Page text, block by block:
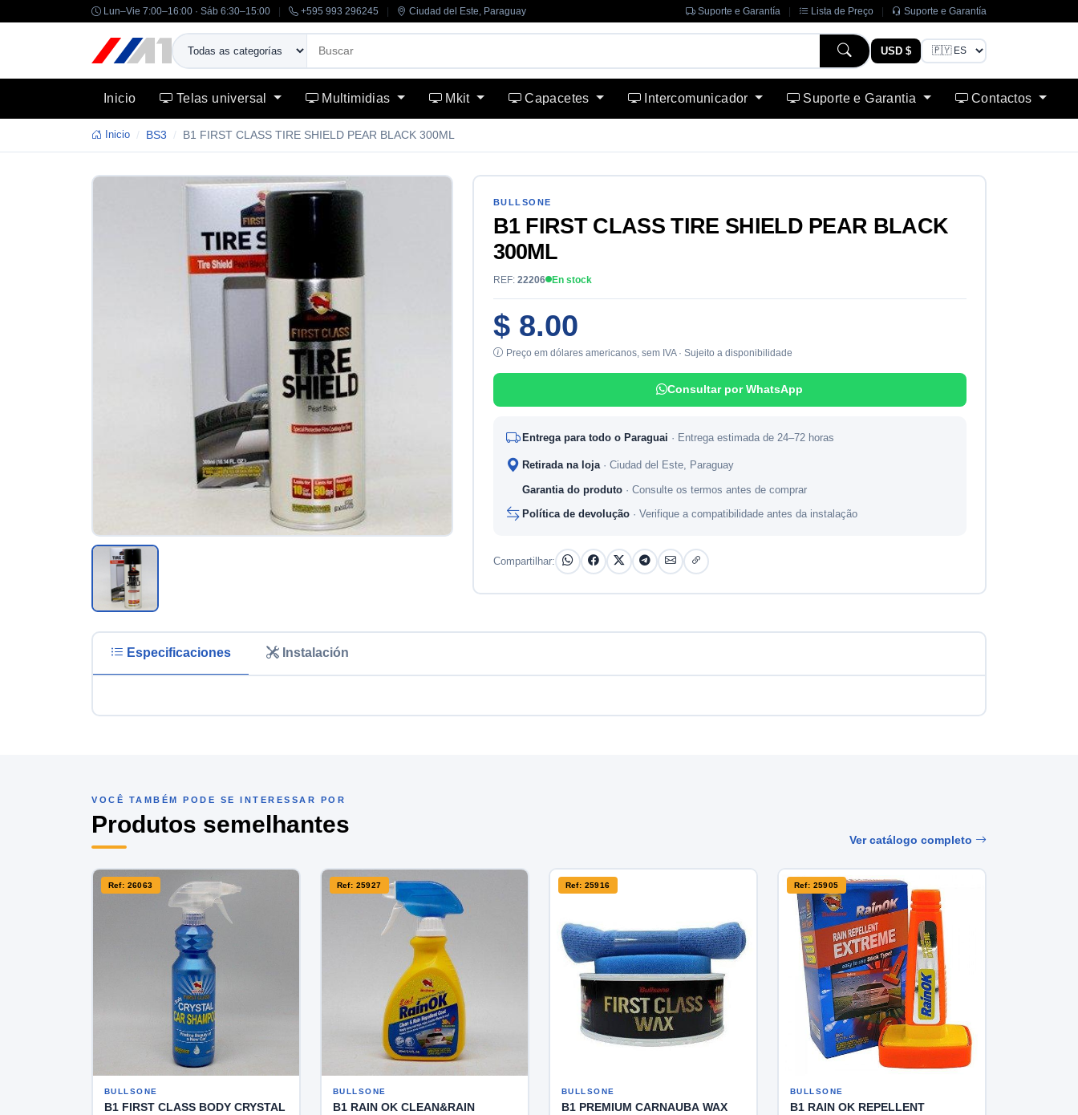
Lun–Vie 7:00–16:00 · Sáb 6:30–15:00 +595 993 296245 Ciudad del Este, Paraguay Suporte e Garantía Lista de Preço Suporte e Garantía
USD $
Inicio Telas universal Multimidias Mkit Capacetes Intercomunicador Suporte e Garantia Contactos
Inicio BS3 B1 FIRST CLASS TIRE SHIELD PEAR BLACK 300ML
BULLSONE
B1 FIRST CLASS TIRE SHIELD PEAR BLACK
300ML
REF: 22206 En stock
$ 8.00
Preço em dólares americanos, sem IVA · Sujeito a disponibilidade
Consultar por WhatsApp
Entrega para todo o Paraguai · Entrega estimada de 24–72 horas
Retirada na loja · Ciudad del Este, Paraguay
Garantia do produto · Consulte os termos antes de comprar
Política de devolução · Verifique a compatibilidade antes da instalação
Compartilhar:
Especificaciones Instalación
VOCÊ TAMBÉM PODE SE INTERESSAR POR
Produtos semelhantes
Ver catálogo completo
Ref: 26063
BULLSONE
B1 FIRST CLASS BODY CRYSTAL
Ref: 25927
BULLSONE
B1 RAIN OK CLEAN&RAIN
Ref: 25916
BULLSONE
B1 PREMIUM CARNAUBA WAX
Ref: 25905
BULLSONE
B1 RAIN OK REPELLENT